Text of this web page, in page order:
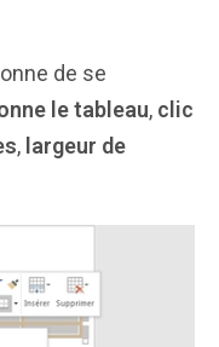
de se
le tableau, clic
, largeur de